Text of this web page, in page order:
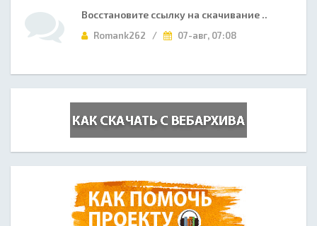
Восстановите ссылку на скачивание ..
Romank262 / 07-авг, 07:08